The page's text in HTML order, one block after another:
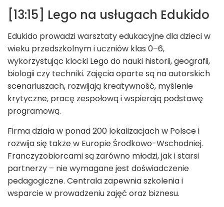
[13:15] Lego na usługach Edukido
Edukido prowadzi warsztaty edukacyjne dla dzieci w
wieku przedszkolnym i uczniów klas 0–6,
wykorzystując klocki Lego do nauki historii, geografii,
biologii czy techniki. Zajęcia oparte są na autorskich
scenariuszach, rozwijają kreatywność, myślenie
krytyczne, pracę zespołową i wspierają podstawę
programową.
Firma działa w ponad 200 lokalizacjach w Polsce i
rozwija się także w Europie Środkowo-Wschodniej.
Franczyzobiorcami są zarówno młodzi, jak i starsi
partnerzy – nie wymagane jest doświadczenie
pedagogiczne. Centrala zapewnia szkolenia i
wsparcie w prowadzeniu zajęć oraz biznesu.